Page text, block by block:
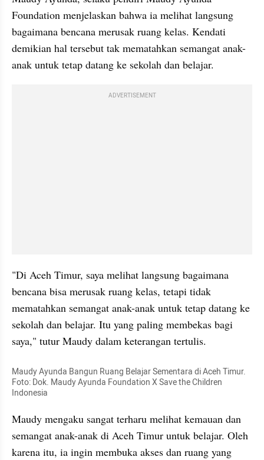
Foundation menjelaskan bahwa ia melihat langsung
bagaimana bencana merusak ruang kelas. Kendati
demikian hal tersebut tak mematahkan semangat anak-
anak untuk tetap datang ke sekolah dan belajar.
ADVERTISEMENT
"Di Aceh Timur, saya melihat langsung bagaimana
bencana bisa merusak ruang kelas, tetapi tidak
mematahkan semangat anak-anak untuk tetap datang ke
sekolah dan belajar. Itu yang paling membekas bagi
saya," tutur Maudy dalam keterangan tertulis.
Maudy Ayunda Bangun Ruang Belajar Sementara di Aceh Timur.
Foto: Dok. Maudy Ayunda Foundation X Save the Children
Indonesia
Maudy mengaku sangat terharu melihat kemauan dan
semangat anak-anak di Aceh Timur untuk belajar. Oleh
karena itu, ia ingin membuka akses dan ruang yang